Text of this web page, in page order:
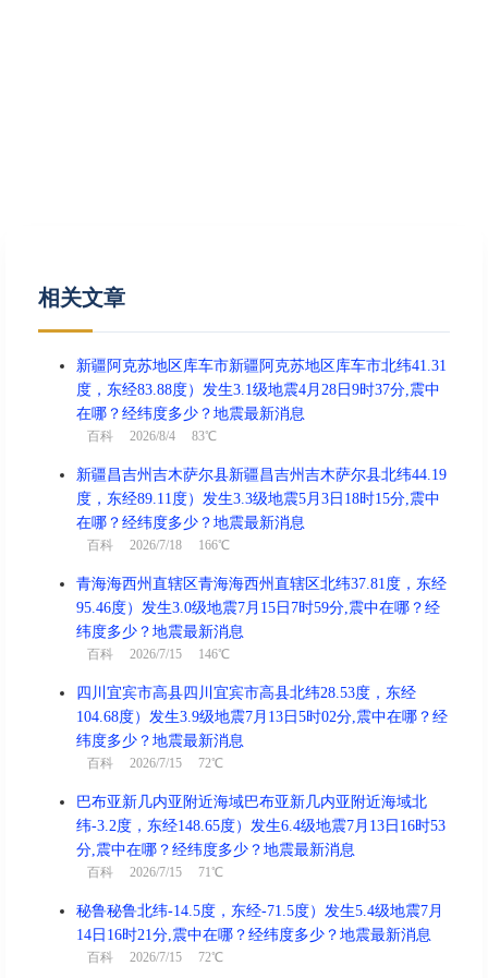
相关文章
新疆阿克苏地区库车市新疆阿克苏地区库车市北纬41.31
度，东经83.88度）发生3.1级地震4月28日9时37分,震中
在哪？经纬度多少？地震最新消息
百科 2026/8/4 83℃
新疆昌吉州吉木萨尔县新疆昌吉州吉木萨尔县北纬44.19
度，东经89.11度）发生3.3级地震5月3日18时15分,震中
在哪？经纬度多少？地震最新消息
百科 2026/7/18 166℃
青海海西州直辖区青海海西州直辖区北纬37.81度，东经
95.46度）发生3.0级地震7月15日7时59分,震中在哪？经
纬度多少？地震最新消息
百科 2026/7/15 146℃
四川宜宾市高县四川宜宾市高县北纬28.53度，东经
104.68度）发生3.9级地震7月13日5时02分,震中在哪？经
纬度多少？地震最新消息
百科 2026/7/15 72℃
巴布亚新几内亚附近海域巴布亚新几内亚附近海域北
纬-3.2度，东经148.65度）发生6.4级地震7月13日16时53
分,震中在哪？经纬度多少？地震最新消息
百科 2026/7/15 71℃
秘鲁秘鲁北纬-14.5度，东经-71.5度）发生5.4级地震7月
14日16时21分,震中在哪？经纬度多少？地震最新消息
百科 2026/7/15 72℃